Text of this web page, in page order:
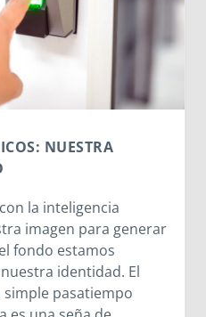
CORAZÓN
de María Auxiliadora.
de Madre Chiara, el
las salesianas y la alegría
oratorio, los jóvenes
el legado de Madre